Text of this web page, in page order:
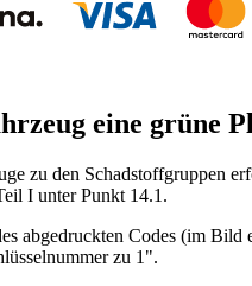
eine grüne
zu den Schadstoffgruppen
I unter Punkt 14.1.
abgedruckten Codes (im
zu 1".